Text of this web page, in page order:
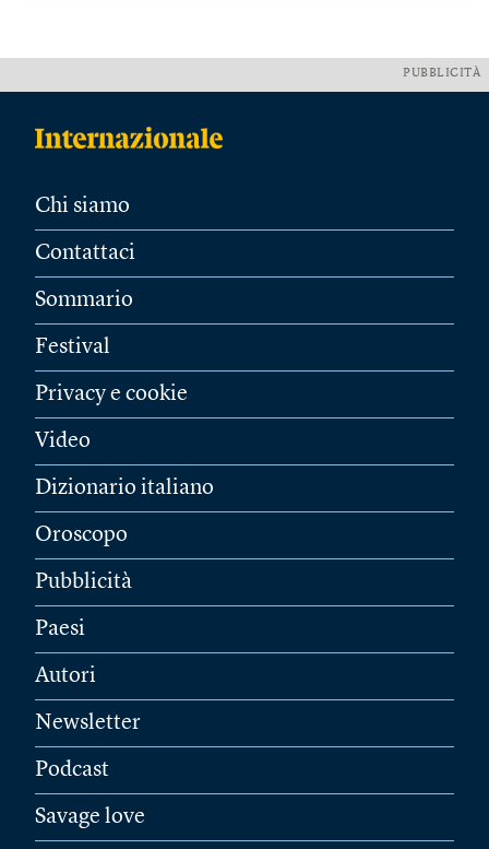
PUBBLICITÀ
Chi siamo
Contattaci
Sommario
Festival
Privacy e cookie
Video
Dizionario italiano
Oroscopo
Pubblicità
Paesi
Autori
Newsletter
Podcast
Savage love